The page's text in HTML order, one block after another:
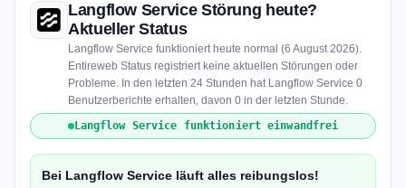
Langflow Service Störung heute?
Aktueller Status
Langflow Service funktioniert heute normal (6 August 2026).
Entireweb Status registriert keine aktuellen Störungen oder
Probleme. In den letzten 24 Stunden hat Langflow Service 0
Benutzerberichte erhalten, davon 0 in der letzten Stunde.
Langflow Service funktioniert einwandfrei
Bei Langflow Service läuft alles reibungslos!